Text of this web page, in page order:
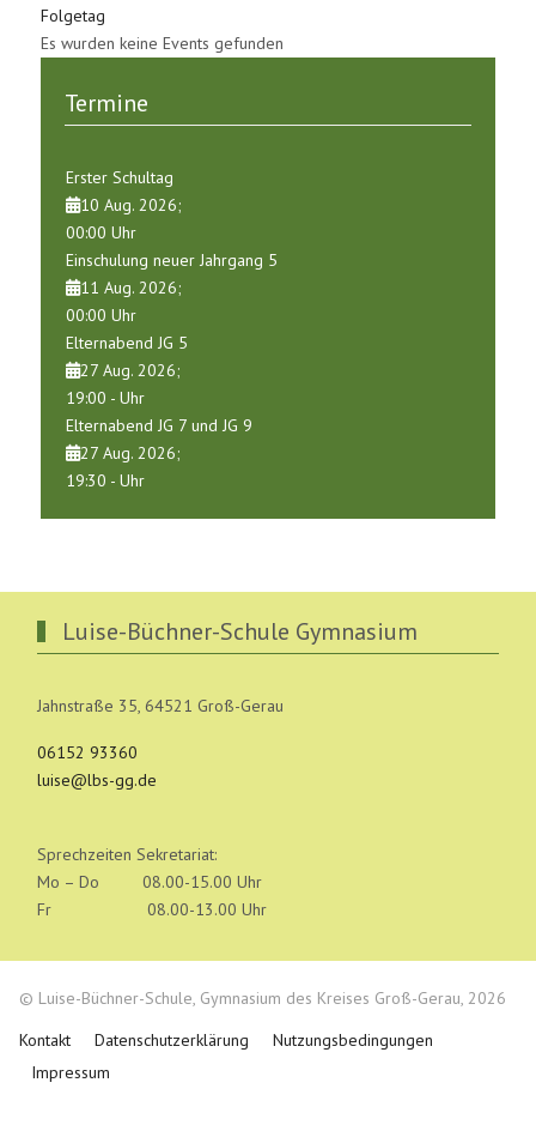
Folgetag
Es wurden keine Events gefunden
Termine
Erster Schultag
10 Aug. 2026;
00:00 Uhr
Einschulung neuer Jahrgang 5
11 Aug. 2026;
00:00 Uhr
Elternabend JG 5
27 Aug. 2026;
19:00 - Uhr
Elternabend JG 7 und JG 9
27 Aug. 2026;
19:30 - Uhr
Luise-Büchner-Schule Gymnasium
Jahnstraße 35, 64521 Groß-Gerau
06152 93360
luise@lbs-gg.de
Sprechzeiten Sekretariat:
Mo – Do 08.00-15.00 Uhr
Fr 08.00-13.00 Uhr
© Luise-Büchner-Schule, Gymnasium des Kreises Groß-Gerau, 2026
Kontakt
Datenschutzerklärung
Nutzungsbedingungen
Impressum